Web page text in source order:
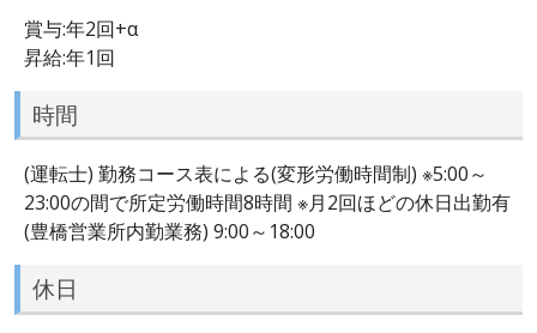
賞与:年2回+α
昇給:年1回
時間
(運転士) 勤務コース表による(変形労働時間制) ※5:00～
23:00の間で所定労働時間8時間 ※月2回ほどの休日出勤有
(豊橋営業所内勤業務) 9:00～18:00
休日